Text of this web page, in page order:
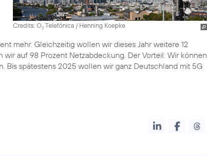
Credits: O2Telefónica / Henning Koepke
mehr. Gleichzeitig wollen wir dieses Jahr weitere 12
auf 98 Prozent Netzabdeckung. Der Vorteil: Wir können
Bis spätestens 2025 wollen wir ganz Deutschland mit 5G